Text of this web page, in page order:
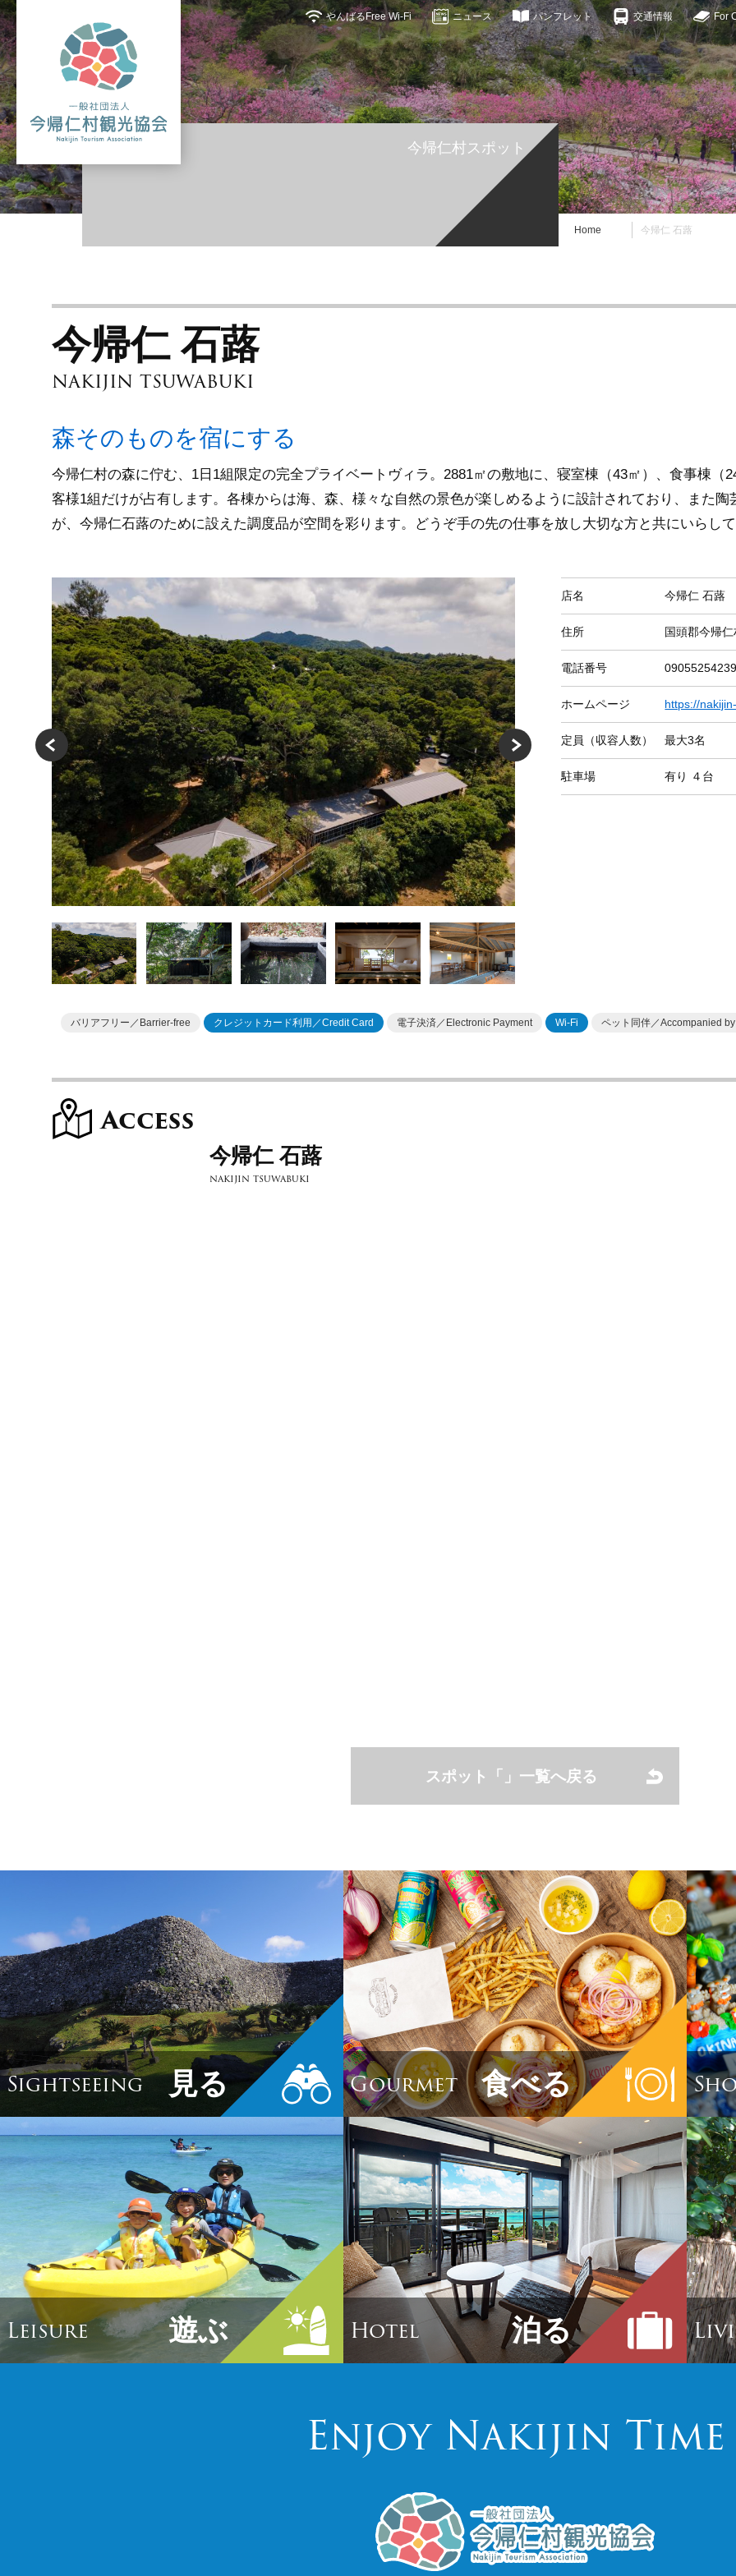
やんばるFree Wi-Fi ニュース パンフレット 交通情報 For
今帰仁村スポット
Home 今帰仁 石蕗
今帰仁 石蕗
nakijin tsuwabuki
森そのものを宿にする
今帰仁村の森に佇む、1日1組限定の完全プライベートヴィラ。2881㎡の敷地に、寝室棟（43㎡）、食事棟（
客様1組だけが占有します。各棟からは海、森、様々な自然の景色が楽しめるように設計されており、また
が、今帰仁石蕗のために設えた調度品が空間を彩ります。どうぞ手の先の仕事を放し大切な方と共にいらし
店名 今帰仁 石蕗
住所 国頭郡今帰
電話番号
ホームページ https://
定員（収容人数） 最大3名
駐車場 有り ４台
バリアフリー／Barrier-free クレジットカード利用／Credit Card 電子決済／Electronic Payment Wi-Fi ペット同伴／Accompanied
Access
今帰仁 石蕗
nakijin tsuwabuki
スポット「」一覧へ戻る
Sightseeing 見る Gourmet 食べる
Leisure 遊ぶ Hotel 泊る
Enjoy Nakijin Time